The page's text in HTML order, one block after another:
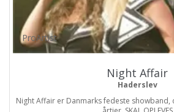
ProArtist
Night Affair
Haderslev
Night Affair er Danmarks fedeste showband,